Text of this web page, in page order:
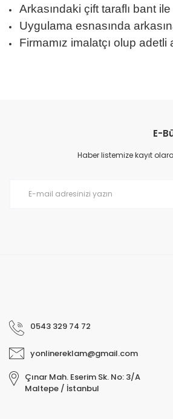
Arkasındaki çift taraflı bant
Uygulama esnasında
Firmamız imalatçı olup
Ürün resmi kalitesiz, bozuk veya
Ürün açıklamasında eksik bilgiler
E-
Haber listemize kayıt
0543 329 74 72
yonlinereklam@gmail.com
Çınar Mah. Eserim Sk. No: 3/A
Maltepe / İstanbul